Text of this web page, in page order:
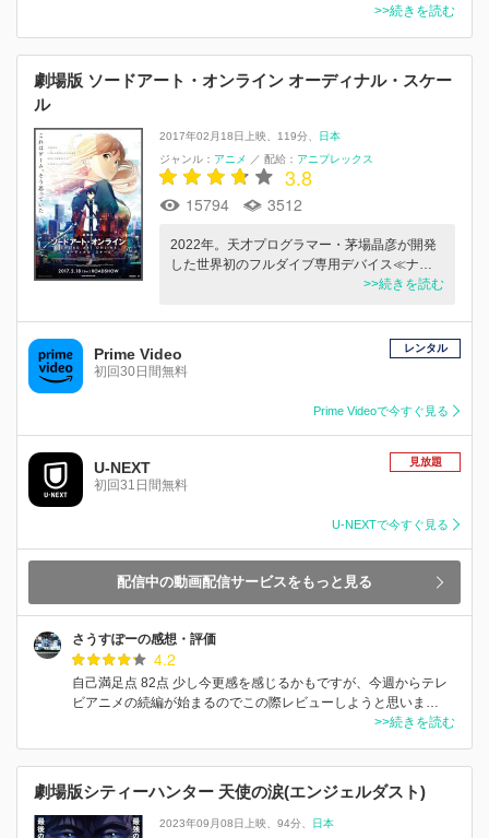
>>続きを読む
劇場版 ソードアート・オンライン オーディナル・スケー
ル
2017年02月18日上映 119分
日本
ジャンル： アニメ ／ 配給： アニプレックス
3.8
15794 3512
2022年。天才プログラマー・茅場晶彦が開発
した世界初のフルダイブ専用デバイス≪ナ…
>>続きを読む
Prime Video
初回30日間無料
レンタル
Prime Videoで今すぐ見る
U-NEXT
初回31日間無料
見放題
U-NEXTで今すぐ見る
配信中の動画配信サービスをもっと見る
さうすぽーの感想・評価
4.2
自己満足点 82点 少し今更感を感じるかもですが、今週からテレ
ビアニメの続編が始まるのでこの際レビューしようと思いま…
>>続きを読む
劇場版シティーハンター 天使の涙(エンジェルダスト)
2023年09月08日上映 94分
日本